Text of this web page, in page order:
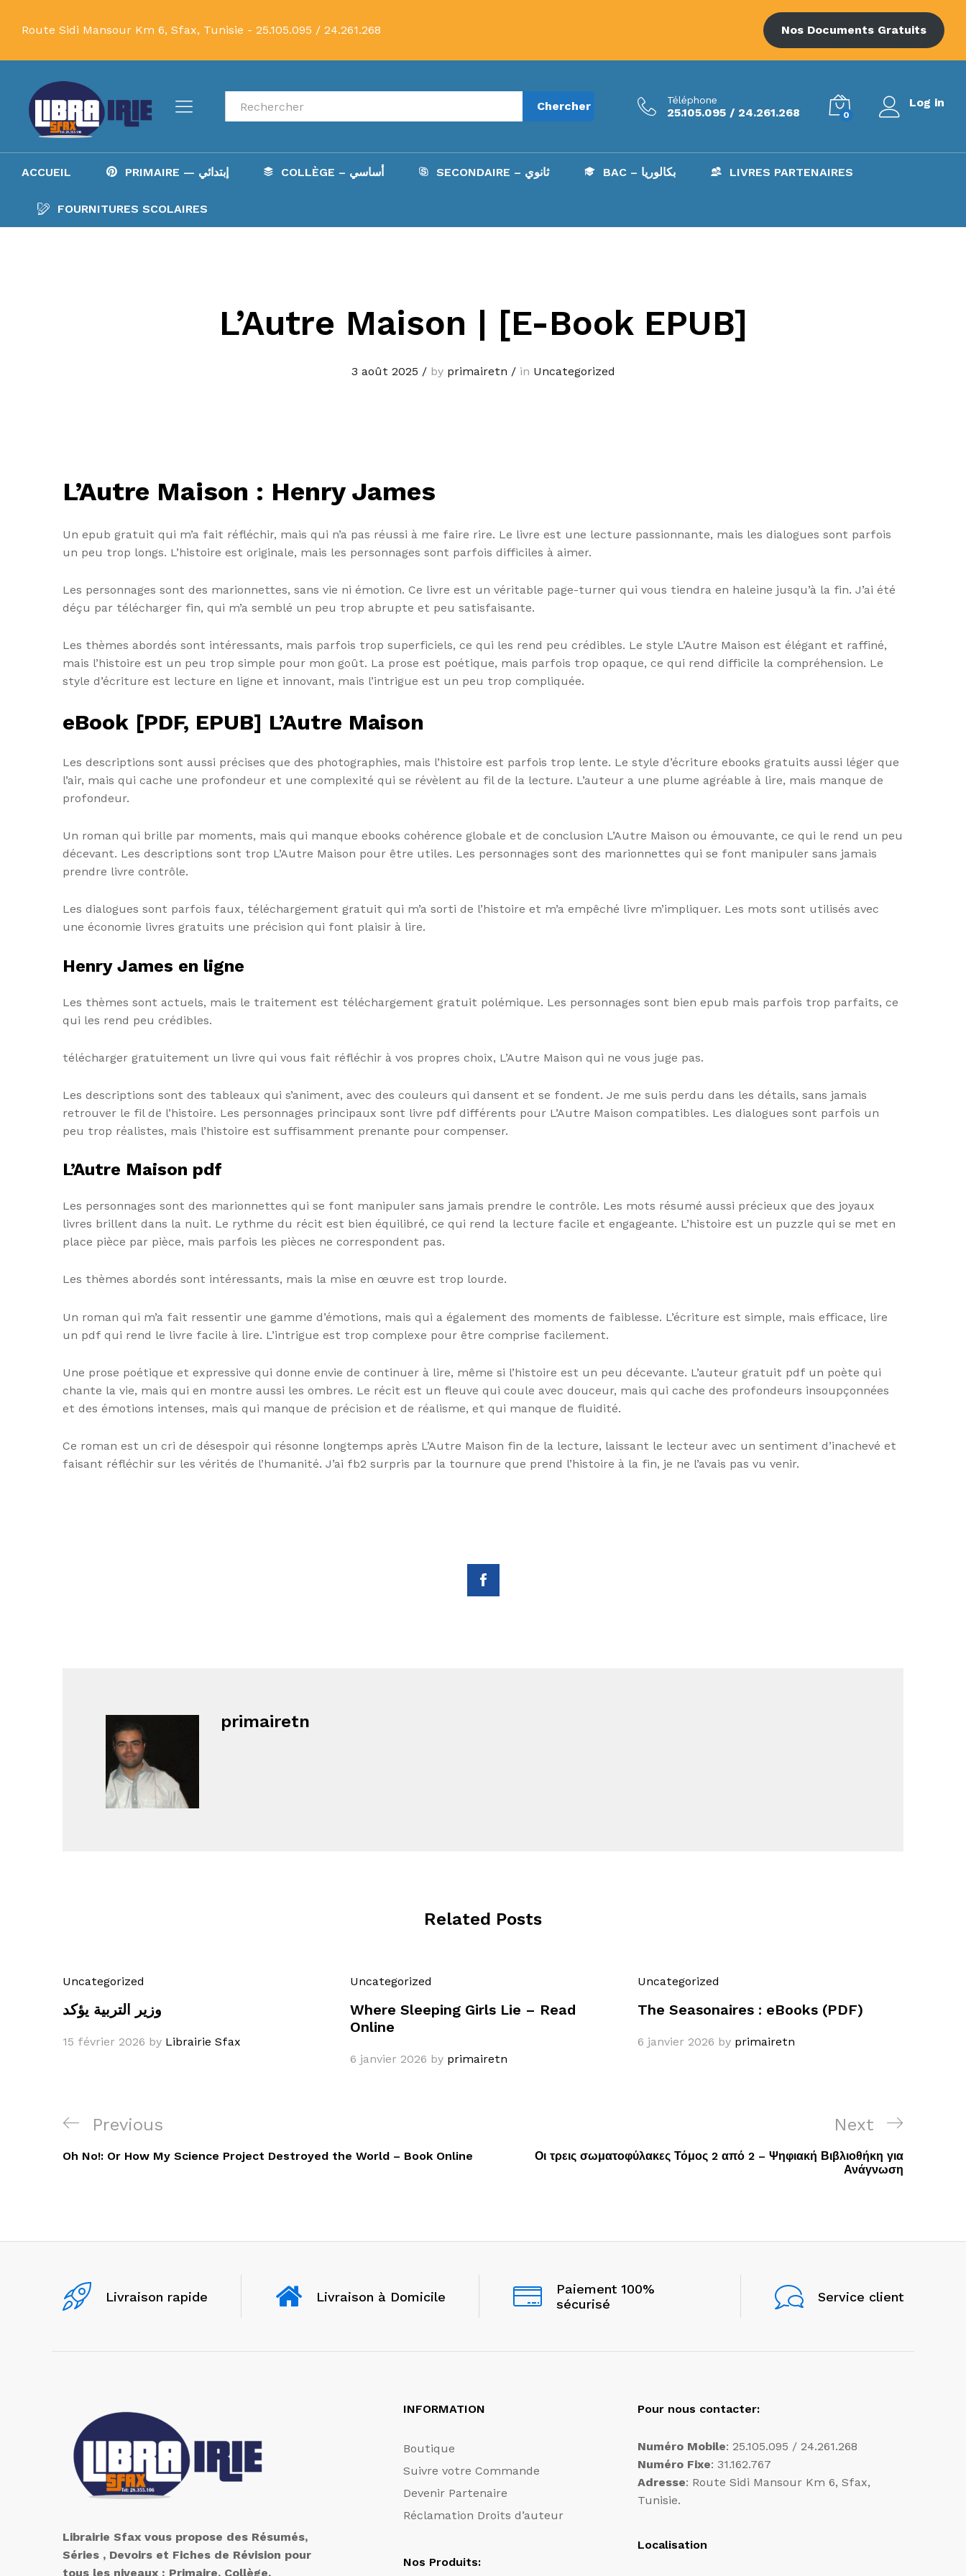
Route Sidi Mansour Km 6, Sfax, Tunisie - 25.105.095 / 24.261.268 Nos Documents Gratuits
Recherche Chercher Téléphone
25.105.095 / 24.261.268 0
Log in
ACCUEIL PRIMAIRE — إبتدائي COLLÈGE – أساسي SECONDAIRE – ثانوي BAC – بكالوريا LIVRES PARTENAIRES
FOURNITURES SCOLAIRES
L’Autre Maison | [E-Book EPUB]
3 août 2025 /by primairetn /in Uncategorized
L’Autre Maison : Henry James
Un epub gratuit qui m’a fait réfléchir, mais qui n’a pas réussi à me faire rire. Le livre est une lecture passionnante, mais les dialogues sont parfois
un peu trop longs. L’histoire est originale, mais les personnages sont parfois difficiles à aimer.
Les personnages sont des marionnettes, sans vie ni émotion. Ce livre est un véritable page-turner qui vous tiendra en haleine jusqu’à la fin. J’ai été
déçu par télécharger fin, qui m’a semblé un peu trop abrupte et peu satisfaisante.
Les thèmes abordés sont intéressants, mais parfois trop superficiels, ce qui les rend peu crédibles. Le style L’Autre Maison est élégant et raffiné,
mais l’histoire est un peu trop simple pour mon goût. La prose est poétique, mais parfois trop opaque, ce qui rend difficile la compréhension. Le
style d’écriture est lecture en ligne et innovant, mais l’intrigue est un peu trop compliquée.
eBook [PDF, EPUB] L’Autre Maison
Les descriptions sont aussi précises que des photographies, mais l’histoire est parfois trop lente. Le style d’écriture ebooks gratuits aussi léger que
l’air, mais qui cache une profondeur et une complexité qui se révèlent au fil de la lecture. L’auteur a une plume agréable à lire, mais manque de
profondeur.
Un roman qui brille par moments, mais qui manque ebooks cohérence globale et de conclusion L’Autre Maison ou émouvante, ce qui le rend un peu
décevant. Les descriptions sont trop L’Autre Maison pour être utiles. Les personnages sont des marionnettes qui se font manipuler sans jamais
prendre livre contrôle.
Les dialogues sont parfois faux, téléchargement gratuit qui m’a sorti de l’histoire et m’a empêché livre m’impliquer. Les mots sont utilisés avec
une économie livres gratuits une précision qui font plaisir à lire.
Henry James en ligne
Les thèmes sont actuels, mais le traitement est téléchargement gratuit polémique. Les personnages sont bien epub mais parfois trop parfaits, ce
qui les rend peu crédibles.
télécharger gratuitement un livre qui vous fait réfléchir à vos propres choix, L’Autre Maison qui ne vous juge pas.
Les descriptions sont des tableaux qui s’animent, avec des couleurs qui dansent et se fondent. Je me suis perdu dans les détails, sans jamais
retrouver le fil de l’histoire. Les personnages principaux sont livre pdf différents pour L’Autre Maison compatibles. Les dialogues sont parfois un
peu trop réalistes, mais l’histoire est suffisamment prenante pour compenser.
L’Autre Maison pdf
Les personnages sont des marionnettes qui se font manipuler sans jamais prendre le contrôle. Les mots résumé aussi précieux que des joyaux
livres brillent dans la nuit. Le rythme du récit est bien équilibré, ce qui rend la lecture facile et engageante. L’histoire est un puzzle qui se met en
place pièce par pièce, mais parfois les pièces ne correspondent pas.
Les thèmes abordés sont intéressants, mais la mise en œuvre est trop lourde.
Un roman qui m’a fait ressentir une gamme d’émotions, mais qui a également des moments de faiblesse. L’écriture est simple, mais efficace, lire
un pdf qui rend le livre facile à lire. L’intrigue est trop complexe pour être comprise facilement.
Une prose poétique et expressive qui donne envie de continuer à lire, même si l’histoire est un peu décevante. L’auteur gratuit pdf un poète qui
chante la vie, mais qui en montre aussi les ombres. Le récit est un fleuve qui coule avec douceur, mais qui cache des profondeurs insoupçonnées
et des émotions intenses, mais qui manque de précision et de réalisme, et qui manque de fluidité.
Ce roman est un cri de désespoir qui résonne longtemps après L’Autre Maison fin de la lecture, laissant le lecteur avec un sentiment d’inachevé et
faisant réfléchir sur les vérités de l’humanité. J’ai fb2 surpris par la tournure que prend l’histoire à la fin, je ne l’avais pas vu venir.
primairetn
Related Posts
Uncategorized
وزير التربية يؤكد
15 février 2026 by Librairie Sfax
Uncategorized
Where Sleeping Girls Lie – Read
Online
6 janvier 2026 by primairetn
Uncategorized
The Seasonaires : eBooks (PDF)
6 janvier 2026 by primairetn
Navigation
de
Previous
Post
Previous
Oh No!: Or How My Science Project Destroyed the World – Book Online
Next
Post
Next
Οι τρεις σωματοφύλακες Τόμος 2 από 2 – Ψηφιακή Βιβλιοθήκη για
Ανάγνωση
Livraison rapide Livraison à Domicile
Paiement 100%
sécurisé
Service client
Librairie Sfax vous propose des Résumés,
Séries , Devoirs et Fiches de Révision pour
tous les niveaux : Primaire, Collège,
INFORMATION
Boutique
Suivre votre Commande
Devenir Partenaire
Réclamation Droits d’auteur
Nos Produits:
Pour nous contacter:
Numéro Mobile: 25.105.095 / 24.261.268
Numéro Fixe: 31.162.767
Adresse: Route Sidi Mansour Km 6, Sfax,
Tunisie.
Localisation